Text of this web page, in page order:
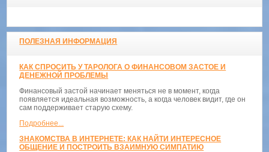
ПОЛЕЗНАЯ ИНФОРМАЦИЯ
КАК СПРОСИТЬ У ТАРОЛОГА О ФИНАНСОВОМ ЗАСТОЕ И
ДЕНЕЖНОЙ ПРОБЛЕМЫ
Финансовый застой начинает меняться не в момент, когда
появляется идеальная возможность, а когда человек видит, где он
сам поддерживает старую схему.
Подробнее...
ЗНАКОМСТВА В ИНТЕРНЕТЕ: КАК НАЙТИ ИНТЕРЕСНОЕ
ОБЩЕНИЕ И ПОСТРОИТЬ ВЗАИМНУЮ СИМПАТИЮ